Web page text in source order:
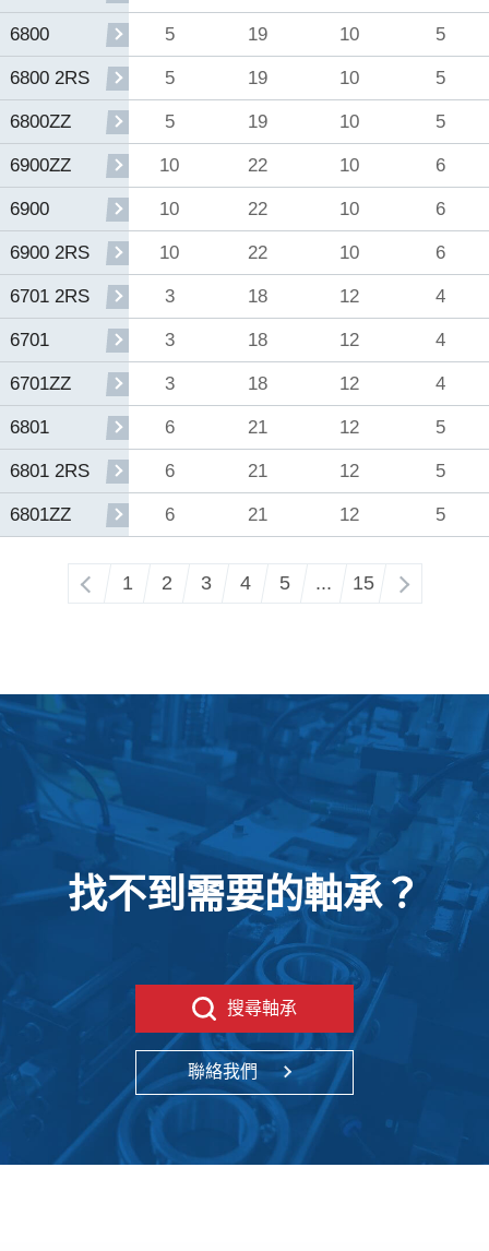
6800 5 19 10 5
6800 2RS 5 19 10 5
6800ZZ 5 19 10 5
6900ZZ 10 22 10 6
6900 10 22 10 6
6900 2RS 10 22 10 6
6701 2RS 3 18 12 4
6701 3 18 12 4
6701ZZ 3 18 12 4
6801 6 21 12 5
6801 2RS 6 21 12 5
6801ZZ 6 21 12 5
‹ 1 2 3 4 5 ... 15 ›
找不到需要的軸承？
搜尋軸承
聯絡我們